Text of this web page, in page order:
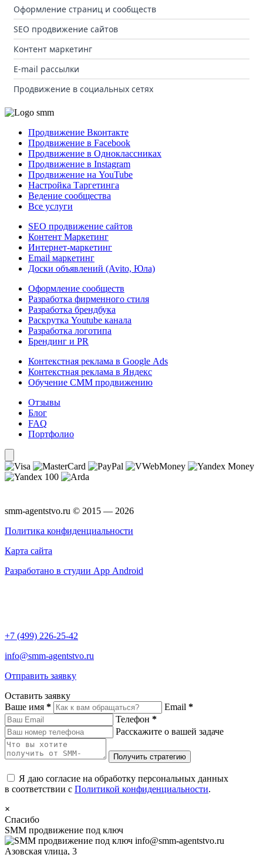
Оформление страниц и сообществ
SEO продвижение сайтов
Контент маркетинг
E-mail рассылки
Продвижение в социальных сетях
Продвижение Вконтакте
Продвижение в Facebook
Продвижение в Одноклассниках
Продвижение в Instagram
Продвижение на YouTube
Настройка Таргетинга
Ведение сообщества
Все услуги
SEO продвижение сайтов
Контент Маркетинг
Интернет-маркетинг
Email маркетинг
Доски объявлений (Avito, Юла)
Оформление сообществ
Разработка фирменного стиля
Разработка брендбука
Раскрутка Youtube канала
Разработка логотипа
Брендинг и PR
Контекстная реклама в Google Ads
Контекстная реклама в Яндекс
Обучение СММ продвижению
Отзывы
Блог
FAQ
Портфолио
smm-agentstvo.ru © 2015 — 2026
Политика конфиденциальности
Карта сайта
Разработано в студии App Android
+7 (499) 226-25-42
info@smm-agentstvo.ru
Отправить заявку
Оставить заявку
Ваше имя * Email *
Телефон *
Расскажите о вашей задаче
Я даю согласие на обработку персональных данных
в соответствии с Политикой конфиденциальности.
×
Спасибо
SMM продвижение под ключ
info@smm-agentstvo.ru
Азовская улица, 3